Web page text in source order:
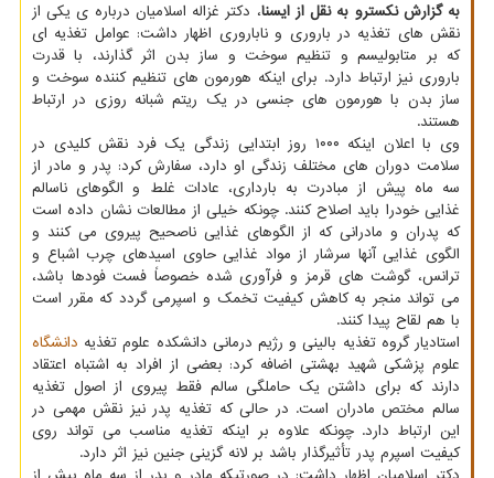
به گزارش نکسترو به نقل از ایسنا، دکتر غزاله اسلامیان درباره ی یکی از
نقش های تغذیه در باروری و ناباروری اظهار داشت: عوامل تغذیه ای
که بر متابولیسم و تنظیم سوخت و ساز بدن اثر گذارند، با قدرت
باروری نیز ارتباط دارد. برای اینکه هورمون های تنظیم کننده سوخت و
ساز بدن با هورمون های جنسی در یک ریتم شبانه روزی در ارتباط
هستند.
وی با اعلان اینکه ۱۰۰۰ روز ابتدایی زندگی یک فرد نقش کلیدی در
سلامت دوران های مختلف زندگی او دارد، سفارش کرد: پدر و مادر از
سه ماه پیش از مبادرت به بارداری، عادات غلط و الگوهای ناسالم
غذایی خودرا باید اصلاح کنند. چونکه خیلی از مطالعات نشان داده است
که پدران و مادرانی که از الگوهای غذایی ناصحیح پیروی می کنند و
الگوی غذایی آنها سرشار از مواد غذایی حاوی اسیدهای چرب اشباع و
ترانس، گوشت های قرمز و فرآوری شده خصوصاً فست فودها باشد،
می تواند منجر به کاهش کیفیت تخمک و اسپرمی گردد که مقرر است
با هم لقاح پیدا کنند.
استادیار گروه تغذیه بالینی و رژیم درمانی دانشکده علوم تغذیه دانشگاه
علوم پزشکی شهید بهشتی اضافه کرد: بعضی از افراد به اشتباه اعتقاد
دارند که برای داشتن یک حاملگی سالم فقط پیروی از اصول تغذیه
سالم مختص مادران است. در حالی که تغذیه پدر نیز نقش مهمی در
این ارتباط دارد. چونکه علاوه بر اینکه تغذیه مناسب می تواند روی
کیفیت اسپرم پدر تأثیرگذار باشد بر لانه گزینی جنین نیز اثر دارد.